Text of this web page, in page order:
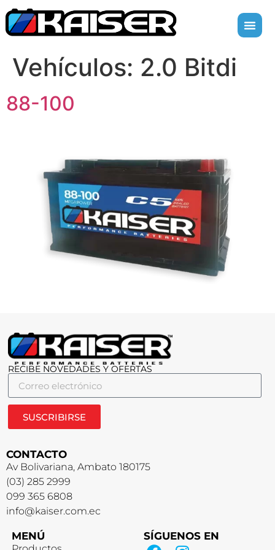
Vehículos: 2.0 Bitdi
88-100
RECIBE NOVEDADES Y OFERTAS
SUSCRIBIRSE
CONTACTO
Av Bolivariana, Ambato 180175
(03) 285 2999
099 365 6808
info@kaiser.com.ec
MENÚ SÍGUENOS EN